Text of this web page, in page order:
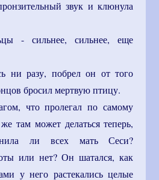
звук и клюнула
- сильнее, сильнее, еще
ни разу, побрел он от того
бросил мертвую птицу.
что пролегал по самому
там может делаться теперь,
ли всех мать Сеси?
или нет? Он шатался, как
у него растекались целые